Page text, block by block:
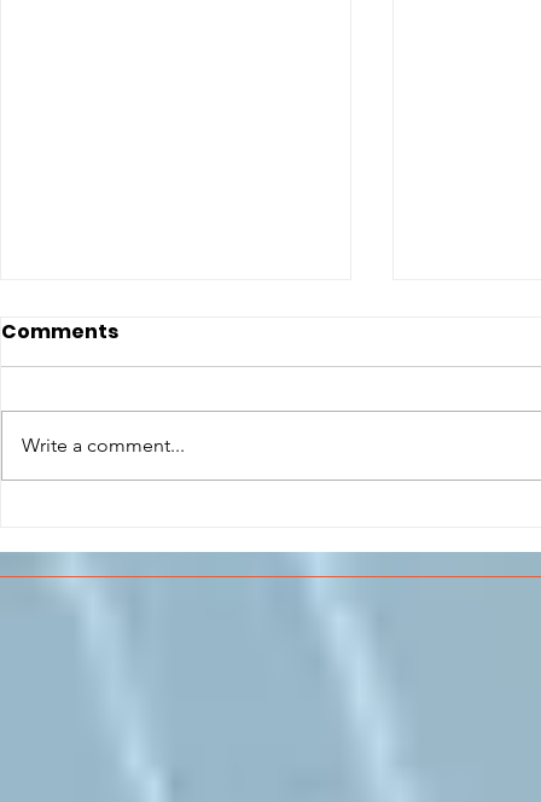
PERCORSO DI
FORMAZIONE SCUOLA
superiori
Comments
Write a comment...